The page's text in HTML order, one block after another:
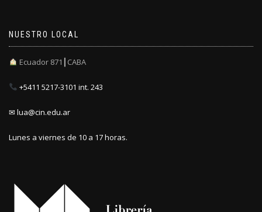
NUESTRO LOCAL
Ecuador 871┃CABA
+5411 5217-3101 int. 243
✉ lua@cin.edu.ar
Lunes a viernes de 10 a 17 horas.